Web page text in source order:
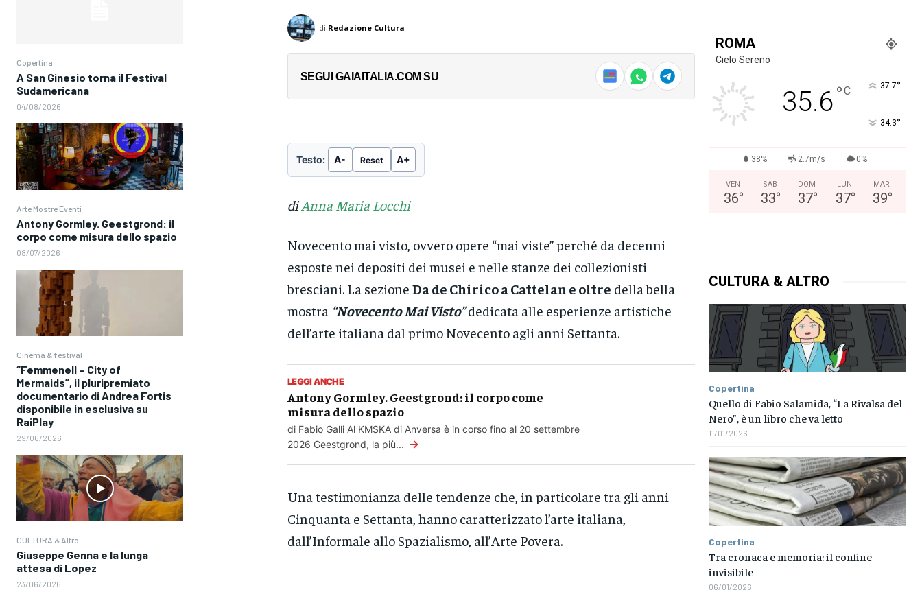
Copertina
A San Ginesio torna il Festival
Sudamericana
04/08/2026
Arte Mostre Eventi
Antony Gormley. Geestgrond: il
corpo come misura dello spazio
08/07/2026
Cinema & festival
“Femmenell – City of
Mermaids”, il pluripremiato
documentario di Andrea Fortis
disponibile in esclusiva su
RaiPlay
29/06/2026
CULTURA & Altro
Giuseppe Genna e la lunga
attesa di Lopez
23/06/2026
di Redazione Cultura
SEGUI GAIAITALIA.COM SU
Testo: A- Reset A+
diAnna Maria Locchi
Novecento mai visto, ovvero opere “mai viste” perché da decenni
esposte nei depositi dei musei e nelle stanze dei collezionisti
bresciani. La sezione Da de Chirico a Cattelan e oltre della bella
mostra “Novecento Mai Visto”dedicata alle esperienze artistiche
dell’arte italiana dal primo Novecento agli anni Settanta.
LEGGI ANCHE
Antony Gormley. Geestgrond: il corpo come
misura dello spazio
di Fabio Galli Al KMSKA di Anversa è in corso fino al 20 settembre
2026 Geestgrond, la più... →
Una testimonianza delle tendenze che, in particolare tra gli anni
Cinquanta e Settanta, hanno caratterizzato l’arte italiana,
dall’Informale allo Spazialismo, all’Arte Povera.
ROMA
Cielo Sereno
35.6°C 37.7°
34.3°
38% 2.7m/s 0%
VEN
36°
SAB
33°
DOM
37°
LUN
37°
MAR
39°
CULTURA & ALTRO
Copertina
Quello di Fabio Salamida, “La Rivalsa del
Nero”, è un libro che va letto
11/01/2026
Copertina
Tra cronaca e memoria: il confine
invisibile
06/01/2026